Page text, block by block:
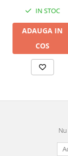
IN STOC
ADAUGA IN
COS